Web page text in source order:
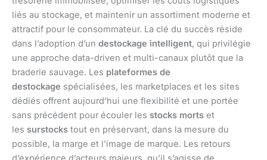
liés au stockage, et maintenir un assortiment moderne et
attractif pour le consommateur. La clé du succès réside
dans l’adoption d’un destockage intelligent, qui privilégie
une approche data-driven et multi-canaux plutôt que la
braderie sauvage. Les plateformes de
destockage spécialisées, les marketplaces et les sites
dédiés offrent aujourd’hui une flexibilité et une portée
sans précédent pour écouler les stocks morts et
les surstocks tout en préservant, dans la mesure du
possible, la marge et l’image de marque. Les retours